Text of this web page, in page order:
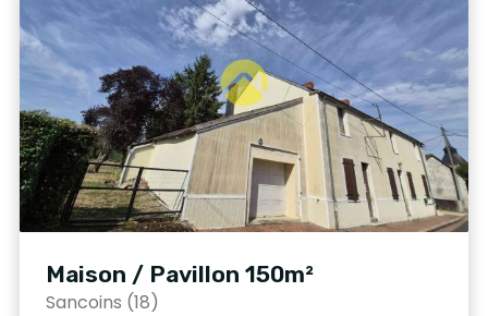
Maison / Pavillon 150m²
Sancoins (18)